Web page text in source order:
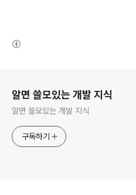
알면 쓸모있는 개발 지식
알면 쓸모있는 개발 지식
구독하기